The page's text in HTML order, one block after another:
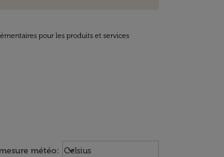
pour les produits et services
météo: Weather unit option Celsius
Celsius
keyboard_arrow_down